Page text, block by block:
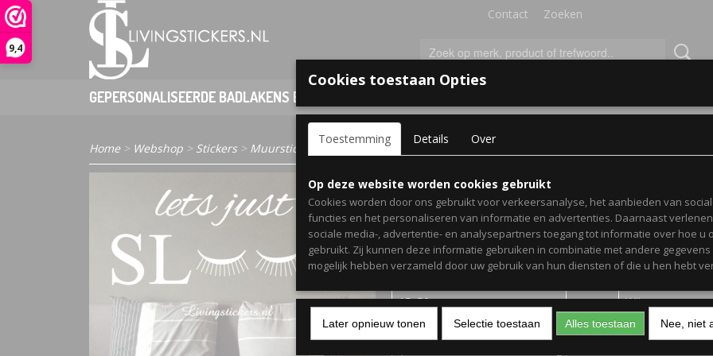
9,4
Contact Zoeken
GEPERSONALISEERDE BADLAKENS EN PONCHO'S VOOR KINDEREN
Home> Webshop > Stickers > Muurstickers Slaapkamer> Slaapkamersticker Lets just sleep
Slaapkamersticker Lets
€ 10,00 (inclusief btw 21%)
Levertijd 1-3 werkdagen
Aantal
Cookies toestaan Opties
Toestemming Details Over
Op deze website worden cookies gebruikt
Cookies worden door ons gebruikt voor verkeersanalyse, het aanbieden van
functies en het personaliseren van informatie en advertenties. Daarnaast
sociale media-, advertentie- en analysepartners toegang tot informatie over hoe u
gebruikt. Zij kunnen deze informatie gebruiken in combinatie met andere gegevens
mogelijk hebben verzameld door uw gebruik van hun diensten of die u hen hebt
Later opnieuw tonen Selectie toestaan Alles toestaan Nee, niet